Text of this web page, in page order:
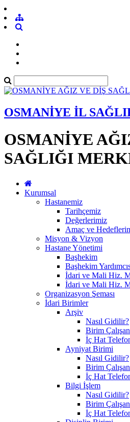
OSMANİYE İL
OSMANİYE
SAĞLIĞI
Kurumsal
Hastanemiz
Tarihçemiz
Değerlerimiz
Amaç ve
Misyon & Vizyon
Hastane Yönetimi
Başhekim
Başhekim
İdari ve Mali Hiz.
İdari ve Mali Hiz.
Organizasyon Şeması
İdari Birimler
Arşiv
Nasıl Gidilir?
Birim
İç Hat
Ayniyat Birimi
Nasıl Gidilir?
Birim
İç Hat
Bilgi İşlem
Nasıl Gidilir?
Birim
İç Hat